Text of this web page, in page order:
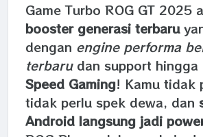
Game Turbo ROG GT 2025
booster generasi terbaru
dengan engine performa
terbarudan support hingga
Speed Gaming! Kamu tidak
tidak perlu spek dewa, dan
Android langsung jadi